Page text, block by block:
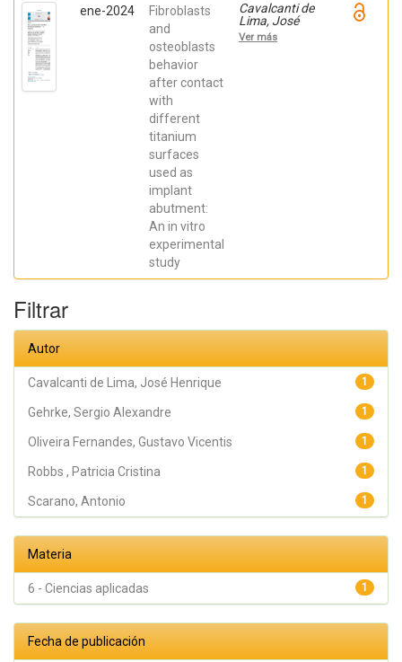
ene-2024
Fibroblasts
and
osteoblasts
behavior
after contact
with
different
titanium
surfaces
used as
implant
abutment:
An in vitro
experimental
study
Cavalcanti de
Lima, José
Henrique;
Robbs ,
Ver más
Filtrar
Autor
1
Cavalcanti de Lima, José Henrique
1
Gehrke, Sergio Alexandre
1
Oliveira Fernandes, Gustavo Vicentis
1
Robbs , Patricia Cristina
1
Scarano, Antonio
Materia
1
6 - Ciencias aplicadas
Fecha de publicación